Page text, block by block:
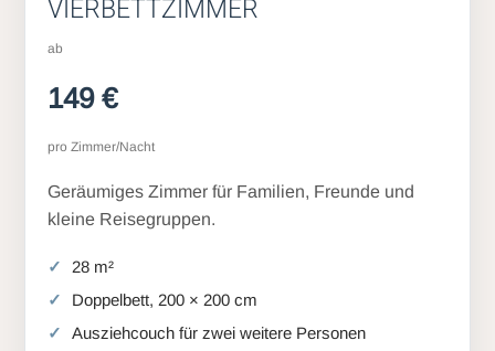
VIERBETTZIMMER
ab
149 €
pro Zimmer/Nacht
Geräumiges Zimmer für Familien, Freunde und
kleine Reisegruppen.
28 m²
Doppelbett, 200 × 200 cm
Ausziehcouch für zwei weitere Personen